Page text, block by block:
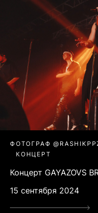
ФОТОГРАФ
КОНЦЕРТ
Концерт GAYAZOVS
15 сентября 2024